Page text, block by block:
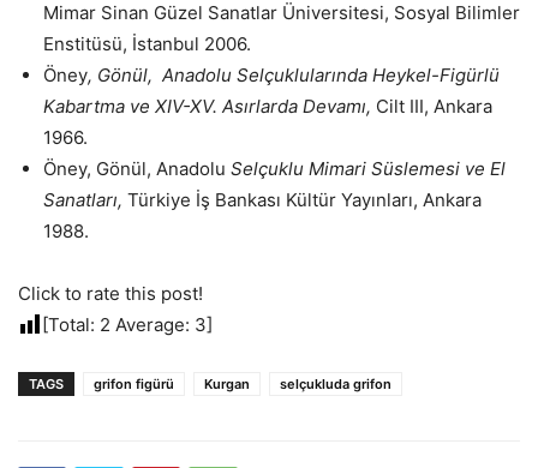
Mimar Sinan Güzel Sanatlar Üniversitesi, Sosyal Bilimler
Enstitüsü, İstanbul 2006.
Öney, Gönül, Anadolu Selçuklularında Heykel-Figürlü
Kabartma ve XIV-XV. Asırlarda Devamı, Cilt III, Ankara
1966.
Öney, Gönül, Anadolu Selçuklu Mimari Süslemesi ve El
Sanatları, Türkiye İş Bankası Kültür Yayınları, Ankara
1988.
Click to rate this post!
[Total: 2 Average: 3]
TAGS grifon figürü Kurgan selçukluda grifon